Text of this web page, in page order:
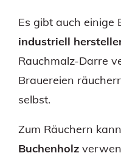
Es gibt auch einige
industriell
Rauchmalz-Darre
Brauereien
selbst.
Zum Räuchern
Buchenholz